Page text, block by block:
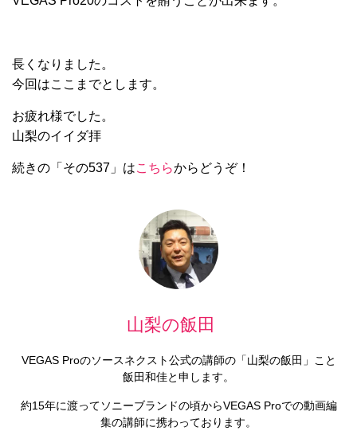
長くなりました。
今回はここまでとします。
お疲れ様でした。
山梨のイイダ拝
続きの「その537」はこちらからどうぞ！
山梨の飯田
VEGAS Proのソースネクスト公式の講師の「山梨の飯田」こと
飯田和佳と申します。
約15年に渡ってソニーブランドの頃からVEGAS Proでの動画編
集の講師に携わっております。